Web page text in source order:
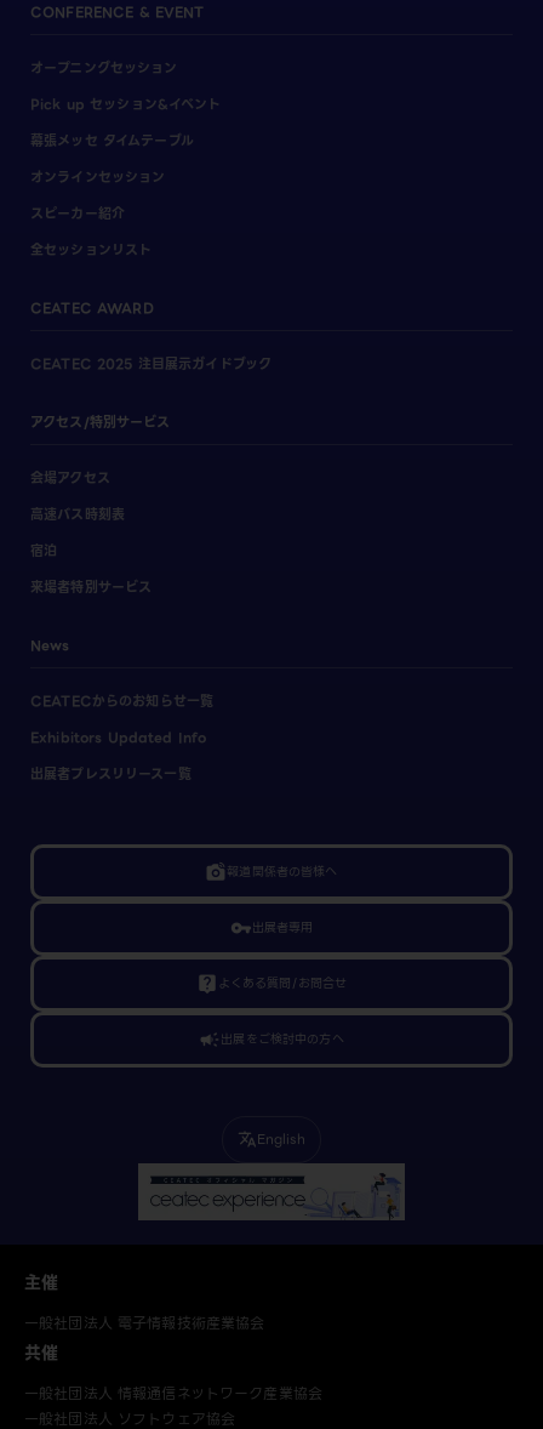
CONFERENCE & EVENT
オープニングセッション
Pick up セッション&イベント
幕張メッセ タイムテーブル
オンラインセッション
スピーカー紹介
全セッションリスト
CEATEC AWARD
CEATEC 2025 注目展示ガイドブック
アクセス/特別サービス
会場アクセス
高速バス時刻表
宿泊
来場者特別サービス
News
CEATECからのお知らせ一覧
Exhibitors Updated Info
出展者プレスリリース一覧
linked_camera報道関係者の皆様へ
vpn_key出展者専用
live_help よくある質問/お問合せ
campaign出展をご検討中の方へ
translateEnglish
主催
一般社団法人 電子情報技術産業協会
共催
一般社団法人 情報通信ネットワーク産業協会
一般社団法人 ソフトウェア協会